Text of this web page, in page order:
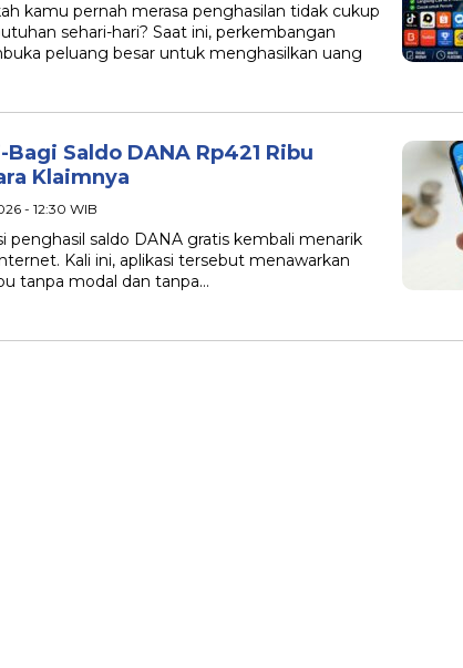
kamu pernah merasa penghasilan tidak cukup
sehari-hari? Saat ini, perkembangan
peluang besar untuk menghasilkan uang
Saldo DANA Rp421 Ribu
Klaimnya
- 12:30 WIB
penghasil saldo DANA gratis kembali menarik
Kali ini, aplikasi tersebut menawarkan
tanpa modal dan tanpa…